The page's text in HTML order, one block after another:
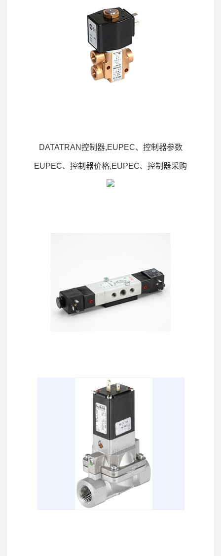
DATATRAN控制器,EUPEC、控制器参数
EUPEC、控制器价格,EUPEC、控制器采购